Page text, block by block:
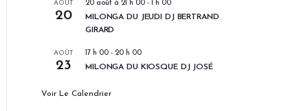
AOÛT
20
20 août à 21 h 00 - 1 h 00
MILONGA DU JEUDI DJ BERTRAND
GIRARD
AOÛT
23
17 h 00 - 20 h 00
MILONGA DU KIOSQUE DJ JOSÉ
Voir Le Calendrier